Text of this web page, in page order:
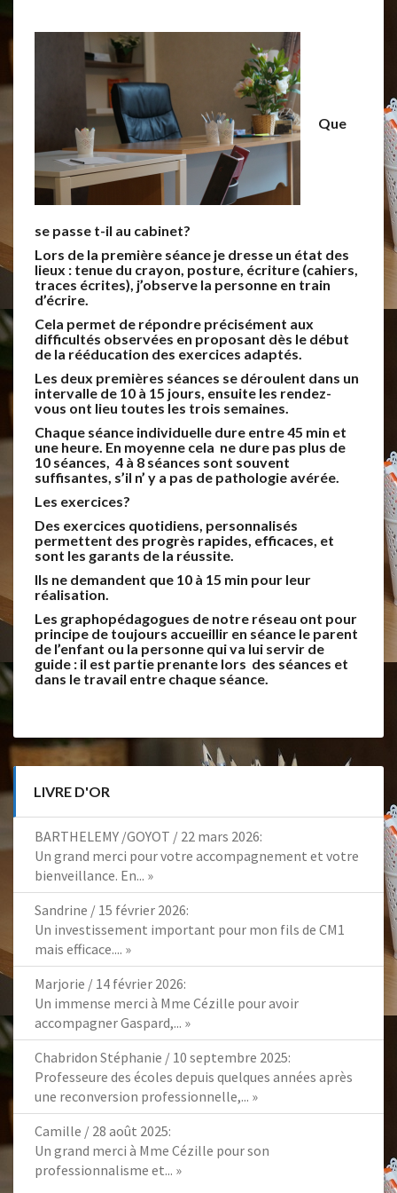
Que
se passe t-il au cabinet?
Lors de la première séance je dresse un état des
lieux : tenue du crayon, posture, écriture (cahiers,
traces écrites), j’observe la personne en train
d’écrire.
Cela permet de répondre précisément aux
difficultés observées en proposant dès le début
de la rééducation des exercices adaptés.
Les deux premières séances se déroulent dans un
intervalle de 10 à 15 jours, ensuite les rendez-
vous ont lieu toutes les trois semaines.
Chaque séance individuelle dure entre 45 min et
une heure. En moyenne cela ne dure pas plus de
10 séances, 4 à 8 séances sont souvent
suffisantes, s’il n’ y a pas de pathologie avérée.
Les exercices?
Des exercices quotidiens, personnalisés
permettent des progrès rapides, efficaces, et
sont les garants de la réussite.
Ils ne demandent que 10 à 15 min pour leur
réalisation.
Les graphopédagogues de notre réseau ont pour
principe de toujours accueillir en séance le parent
de l’enfant ou la personne qui va lui servir de
guide : il est partie prenante lors des séances et
dans le travail entre chaque séance.
LIVRE D'OR
BARTHELEMY /GOYOT / 22 mars 2026:
Un grand merci pour votre accompagnement et votre
bienveillance. En... »
Sandrine / 15 février 2026:
Un investissement important pour mon fils de CM1
mais efficace.... »
Marjorie / 14 février 2026:
Un immense merci à Mme Cézille pour avoir
accompagner Gaspard,... »
Chabridon Stéphanie / 10 septembre 2025:
Professeure des écoles depuis quelques années après
une reconversion professionnelle,... »
Camille / 28 août 2025:
Un grand merci à Mme Cézille pour son
professionnalisme et... »